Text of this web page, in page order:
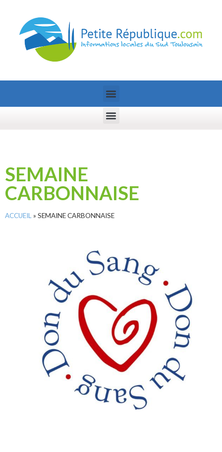
SEMAINE
CARBONNAISE
ACCUEIL » SEMAINE CARBONNAISE